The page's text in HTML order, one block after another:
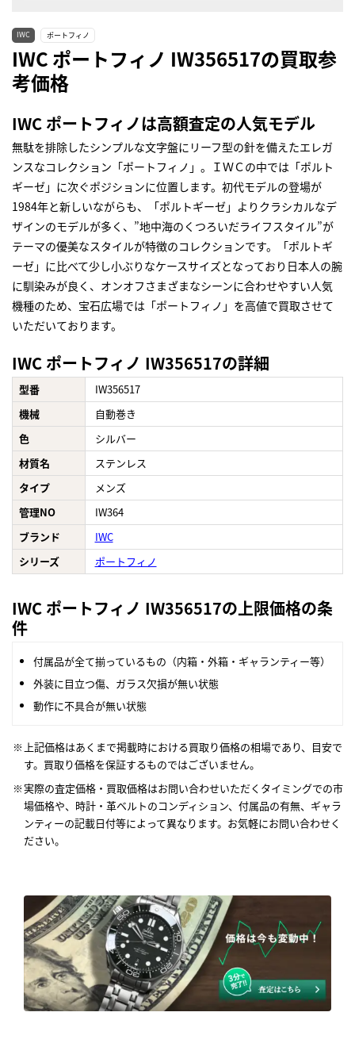
IWC ポートフィノ
IWC ポートフィノ IW356517の買取参
考価格
IWC ポートフィノは高額査定の人気モデル
無駄を排除したシンプルな文字盤にリーフ型の針を備えたエレガ
ンスなコレクション「ポートフィノ」。ＩＷＣの中では「ポルト
ギーゼ」に次ぐポジションに位置します。初代モデルの登場が
1984年と新しいながらも、「ポルトギーゼ」よりクラシカルなデ
ザインのモデルが多く、”地中海のくつろいだライフスタイル”が
テーマの優美なスタイルが特徴のコレクションです。「ポルトギ
ーゼ」に比べて少し小ぶりなケースサイズとなっており日本人の腕
に馴染みが良く、オンオフさまざまなシーンに合わせやすい人気
機種のため、宝石広場では「ポートフィノ」を高値で買取させて
いただいております。
IWC ポートフィノ IW356517の詳細
型番
IW356517
機械
自動巻き
色
シルバー
材質名
ステンレス
タイプ
メンズ
管理NO
IW364
ブランド
IWC
シリーズ
ポートフィノ
IWC ポートフィノ IW356517の上限価格の条
件
付属品が全て揃っているもの（内箱・外箱・ギャランティー等）
外装に目立つ傷、ガラス欠損が無い状態
動作に不具合が無い状態
上記価格はあくまで掲載時における買取り価格の相場であり、目安で
す。買取り価格を保証するものではございません。
実際の査定価格・買取価格はお問い合わせいただくタイミングでの市
場価格や、時計・革ベルトのコンディション、付属品の有無、ギャラ
ンティーの記載日付等によって異なります。お気軽にお問い合わせく
ださい。